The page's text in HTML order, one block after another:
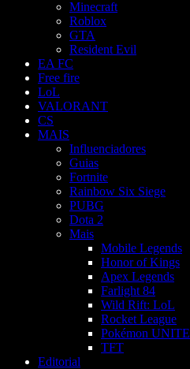
Minecraft
Roblox
GTA
Resident Evil
EA FC
Free fire
LoL
VALORANT
CS
MAIS
Influenciadores
Guias
Fortnite
Rainbow Six Siege
PUBG
Dota 2
Mais
Mobile Legends
Honor of Kings
Apex Legends
Farlight 84
Wild Rift: LoL
Rocket League
Pokémon UNITE
TFT
Editorial